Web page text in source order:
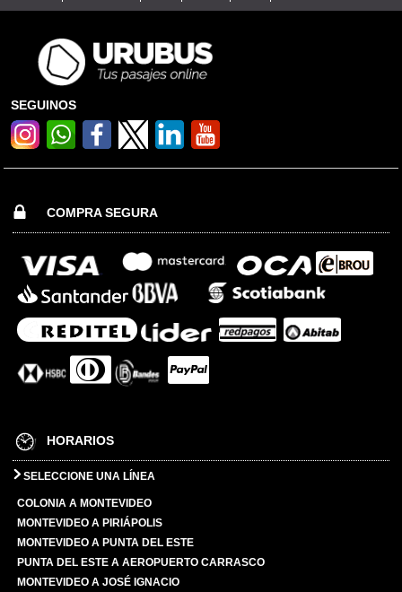
SEGUINOS
COMPRA SEGURA
HORARIOS
SELECCIONE UNA LÍNEA
COLONIA A MONTEVIDEO
MONTEVIDEO A PIRIÁPOLIS
MONTEVIDEO A PUNTA DEL ESTE
PUNTA DEL ESTE A AEROPUERTO CARRASCO
MONTEVIDEO A JOSÉ IGNACIO